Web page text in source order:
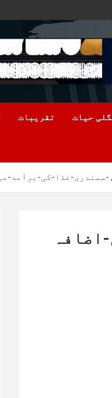
حیات تقریبات
سمندری-غذا-کی-برآمد-
اضافہ